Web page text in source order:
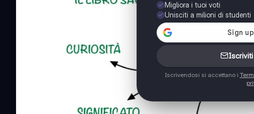
Migliora i tuoi voti
Unisciti a milioni di studenti
Iscrivendosi si accettano i